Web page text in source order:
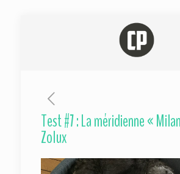
Test #7 : La méridienne «
Zolux